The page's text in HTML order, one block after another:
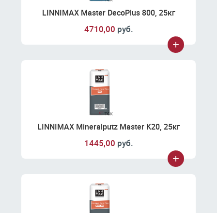
LINNIMAX Master DecoPlus 800, 25кг
4710,00 руб.
LINNIMAX Mineralputz Master K20, 25кг
1445,00 руб.